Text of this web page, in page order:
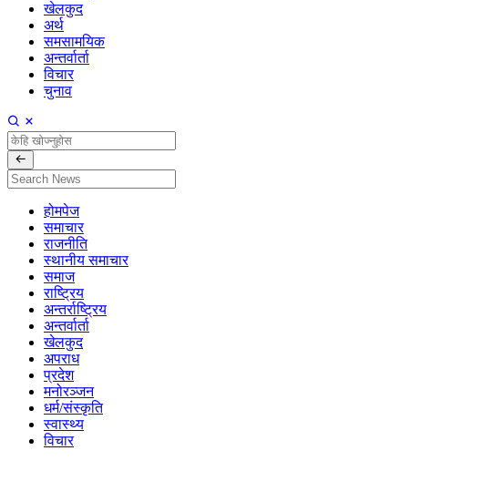
खेलकुद
अर्थ
समसामयिक
अन्तर्वार्ता
विचार
चुनाव
होमपेज
समाचार
राजनीति
स्थानीय समाचार
समाज
राष्ट्रिय
अन्तर्राष्ट्रिय
अन्तर्वार्ता
खेलकुद
अपराध
प्रदेश
मनोरञ्जन
धर्म/संस्कृति
स्वास्थ्य
विचार